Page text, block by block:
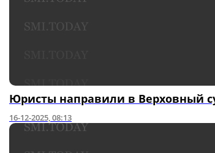
Юристы направили в Верховный
16-12-2025, 08:13